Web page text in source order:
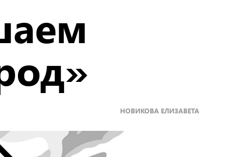
НОВИКОВА ЕЛИЗАВЕТА